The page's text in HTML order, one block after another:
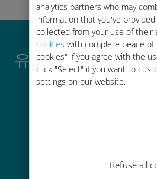
analytics partners who may
information that you've
collected from your use of their
cookies with complete peace of
cookies" if you agree with the
click "Select" if you want to
settings on our website.
Refuse all
유비기 국제 eSIM
몇 분 안에 이메일을 통